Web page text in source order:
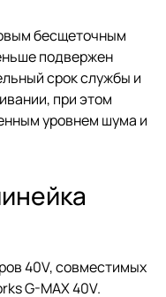
бесщеточным
подвержен
срок службы и
при этом
уровнем шума и
40V, совместимых
G-MAX 40V.